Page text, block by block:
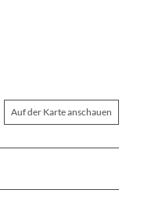
Auf der Karte anschauen